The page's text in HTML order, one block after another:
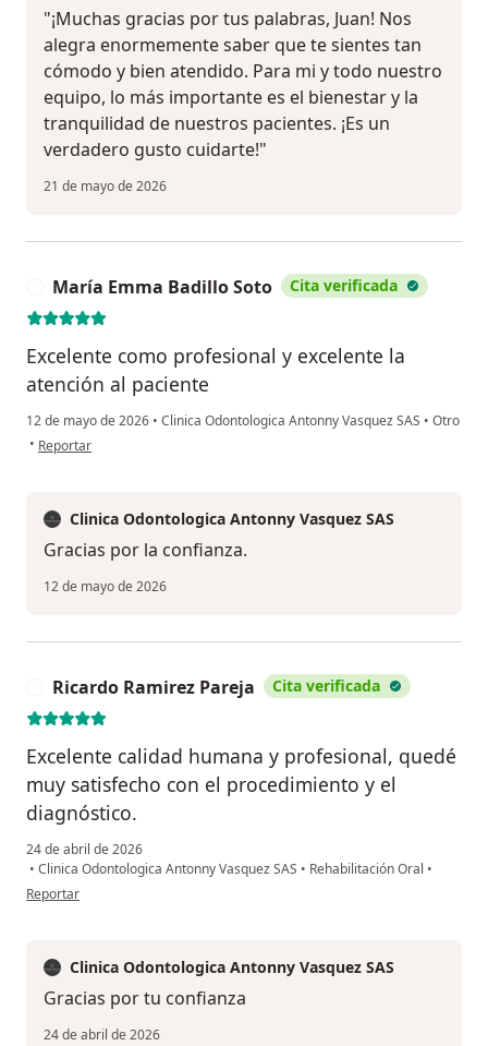
"¡Muchas gracias por tus palabras, Juan! Nos
alegra enormemente saber que te sientes tan
cómodo y bien atendido. Para mi y todo nuestro
equipo, lo más importante es el bienestar y la
tranquilidad de nuestros pacientes. ¡Es un
verdadero gusto cuidarte!"
21 de mayo de 2026
María Emma Badillo Soto Cita verificada
Excelente como profesional y excelente la
atención al paciente
12 de mayo de 2026 • Clinica Odontologica Antonny Vasquez SAS • Otro
• en opinión del usuario María Emma Badillo Soto
Reportar
Clinica Odontologica Antonny Vasquez SAS
Gracias por la confianza.
12 de mayo de 2026
Ricardo Ramirez Pareja Cita verificada
Excelente calidad humana y profesional, quedé
muy satisfecho con el procedimiento y el
diagnóstico.
24 de abril de 2026
• Clinica Odontologica Antonny Vasquez SAS • Rehabilitación Oral •
en opinión del usuario Ricardo Ramirez Pareja
Reportar
Clinica Odontologica Antonny Vasquez SAS
Gracias por tu confianza
24 de abril de 2026